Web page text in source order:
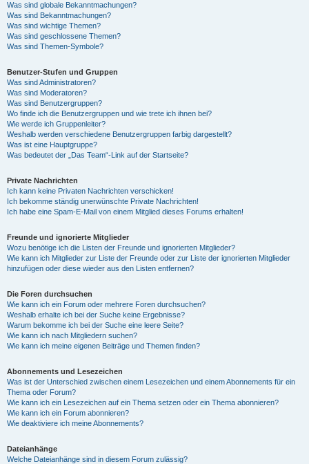
Was sind globale Bekanntmachungen?
Was sind Bekanntmachungen?
Was sind wichtige Themen?
Was sind geschlossene Themen?
Was sind Themen-Symbole?
Benutzer-Stufen und Gruppen
Was sind Administratoren?
Was sind Moderatoren?
Was sind Benutzergruppen?
Wo finde ich die Benutzergruppen und wie trete ich ihnen bei?
Wie werde ich Gruppenleiter?
Weshalb werden verschiedene Benutzergruppen farbig dargestellt?
Was ist eine Hauptgruppe?
Was bedeutet der „Das Team“-Link auf der Startseite?
Private Nachrichten
Ich kann keine Privaten Nachrichten verschicken!
Ich bekomme ständig unerwünschte Private Nachrichten!
Ich habe eine Spam-E-Mail von einem Mitglied dieses Forums erhalten!
Freunde und ignorierte Mitglieder
Wozu benötige ich die Listen der Freunde und ignorierten Mitglieder?
Wie kann ich Mitglieder zur Liste der Freunde oder zur Liste der ignorierten Mitglieder
hinzufügen oder diese wieder aus den Listen entfernen?
Die Foren durchsuchen
Wie kann ich ein Forum oder mehrere Foren durchsuchen?
Weshalb erhalte ich bei der Suche keine Ergebnisse?
Warum bekomme ich bei der Suche eine leere Seite?
Wie kann ich nach Mitgliedern suchen?
Wie kann ich meine eigenen Beiträge und Themen finden?
Abonnements und Lesezeichen
Was ist der Unterschied zwischen einem Lesezeichen und einem Abonnements für ein
Thema oder Forum?
Wie kann ich ein Lesezeichen auf ein Thema setzen oder ein Thema abonnieren?
Wie kann ich ein Forum abonnieren?
Wie deaktiviere ich meine Abonnements?
Dateianhänge
Welche Dateianhänge sind in diesem Forum zulässig?